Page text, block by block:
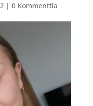
| 0 Kommenttia